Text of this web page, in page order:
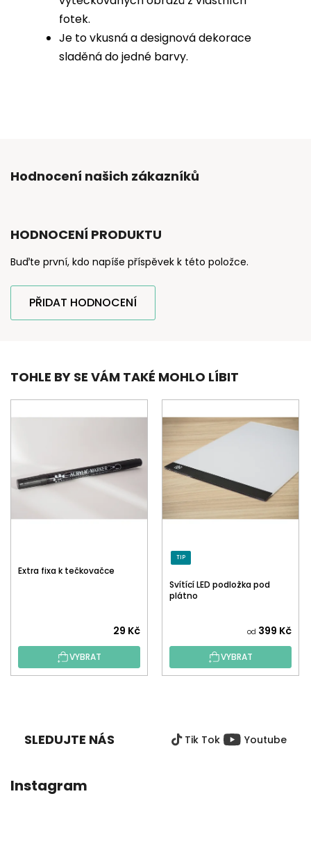
fotek.
Je to vkusná a designová dekorace
sladěná do jedné barvy.
Hodnocení našich zákazníků
HODNOCENÍ PRODUKTU
Buďte první, kdo napíše příspěvek k této položce.
PŘIDAT HODNOCENÍ
TOHLE BY SE VÁM TAKÉ MOHLO LÍBIT
Extra fixa k tečkovačce
29 Kč
VYBRAT
TIP
Svítící LED podložka pod
plátno
od 399 Kč
VYBRAT
SLEDUJTE NÁS Tik Tok Youtube
Instagram